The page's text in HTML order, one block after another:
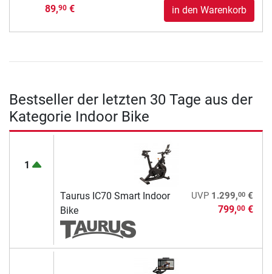
89,90€ in den Warenkorb
Bestseller der letzten 30 Tage aus der
Kategorie Indoor Bike
1
Taurus IC70 Smart Indoor
Bike
UVP 1.299,00€
799,00€